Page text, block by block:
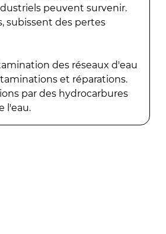
peuvent survenir.
subissent des pertes
des réseaux d'eau
et réparations.
par des hydrocarbures
l'eau.